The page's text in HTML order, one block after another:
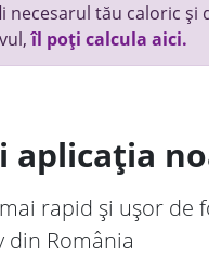
necesarul tău caloric
îl poți calcula aici.
aplicația
mai rapid și ușor
din România